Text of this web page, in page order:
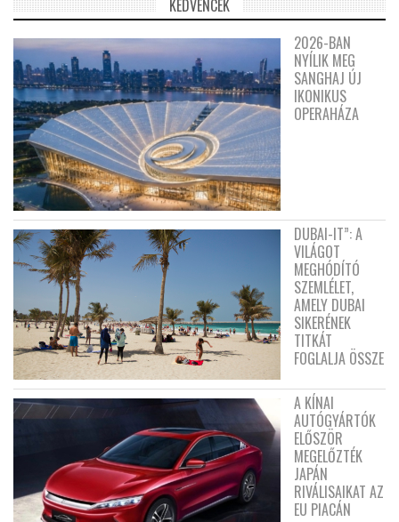
KEDVENCEK
2026-BAN
NYÍLIK MEG
SANGHAJ ÚJ
IKONIKUS
OPERAHÁZA
DUBAI-IT”: A
VILÁGOT
MEGHÓDÍTÓ
SZEMLÉLET,
AMELY DUBAI
SIKERÉNEK
TITKÁT
FOGLALJA ÖSSZE
A KÍNAI
AUTÓGYÁRTÓK
ELŐSZÖR
MEGELŐZTÉK
JAPÁN
RIVÁLISAIKAT AZ
EU PIACÁN